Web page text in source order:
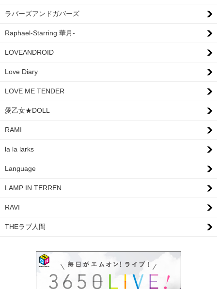
ラバーズアンドガバーズ
Raphael-Starring 華月-
LOVEANDROID
Love Diary
LOVE ME TENDER
愛乙女★DOLL
RAMI
la la larks
Language
LAMP IN TERREN
RAVI
THEラブ人間